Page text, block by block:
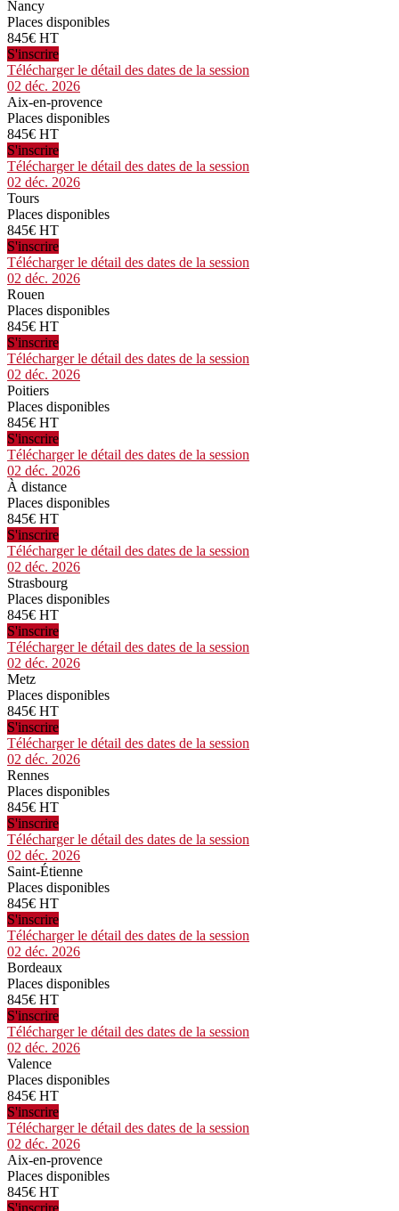
Nancy
Places disponibles
845€ HT
S'inscrire
Télécharger le détail des dates de la session
02 déc. 2026
Aix-en-provence
Places disponibles
845€ HT
S'inscrire
Télécharger le détail des dates de la session
02 déc. 2026
Tours
Places disponibles
845€ HT
S'inscrire
Télécharger le détail des dates de la session
02 déc. 2026
Rouen
Places disponibles
845€ HT
S'inscrire
Télécharger le détail des dates de la session
02 déc. 2026
Poitiers
Places disponibles
845€ HT
S'inscrire
Télécharger le détail des dates de la session
02 déc. 2026
À distance
Places disponibles
845€ HT
S'inscrire
Télécharger le détail des dates de la session
02 déc. 2026
Strasbourg
Places disponibles
845€ HT
S'inscrire
Télécharger le détail des dates de la session
02 déc. 2026
Metz
Places disponibles
845€ HT
S'inscrire
Télécharger le détail des dates de la session
02 déc. 2026
Rennes
Places disponibles
845€ HT
S'inscrire
Télécharger le détail des dates de la session
02 déc. 2026
Saint-Étienne
Places disponibles
845€ HT
S'inscrire
Télécharger le détail des dates de la session
02 déc. 2026
Bordeaux
Places disponibles
845€ HT
S'inscrire
Télécharger le détail des dates de la session
02 déc. 2026
Valence
Places disponibles
845€ HT
S'inscrire
Télécharger le détail des dates de la session
02 déc. 2026
Aix-en-provence
Places disponibles
845€ HT